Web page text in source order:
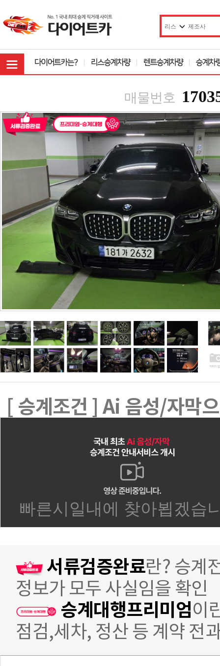
매물번호
서류검증완료란? 승계
정보가 모두 사실임을 확인
승계대행프리미엄이
점검,세차, 정산 등 계약 전